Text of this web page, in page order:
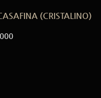
(CRISTALINO)